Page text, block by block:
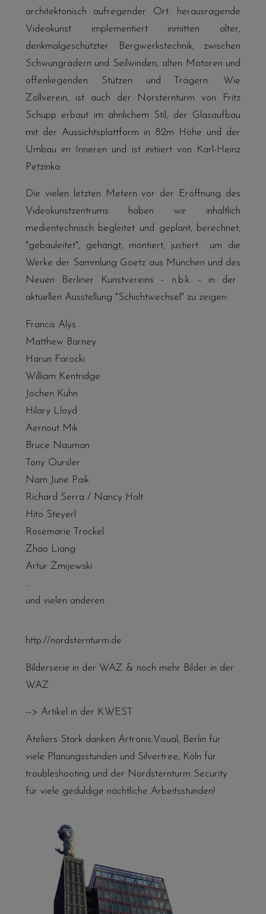
architektonisch aufregender Ort: herausragende
Videokunst implementiert inmitten alter,
denkmalgeschützter Bergwerkstechnik, zwischen
Schwungrädern und Seilwinden, alten Motoren und
offenliegenden Stützen und Trägern. Wie
Zollverein, ist auch der Norsternturm von Fritz
Schupp erbaut im ähnlichem Stil, der Glasaufbau
mit der Aussichtsplattform in 82m Höhe und der
Umbau im Inneren und ist initiiert von Karl-Heinz
Petzinka.
Die vielen letzten Metern vor der Eröffnung des
Videokunstzentrums haben wir inhaltlich
medientechnisch begleitet und geplant, berechnet,
"gebauleitet", gehängt, montiert, justiert... um die
Werke der Sammlung Goetz aus München und des
Neuen Berliner Kunstvereins - n.b.k. - in der
aktuellen Ausstellung "Schichtwechsel" zu zeigen:
Francis Alÿs
Matthew Barney
Harun Farocki
William Kentridge
Jochen Kuhn
Hilary Lloyd
Aernout Mik
Bruce Nauman
Tony Oursler
Nam June Paik
Richard Serra / Nancy Holt
Hito Steyerl
Rosemarie Trockel
Zhao Liang
Artur Żmijewski
...
und vielen anderen
http://nordsternturm.de
Bilderserie in der WAZ & noch mehr Bilder in der
WAZ
--> Artikel in der K.WEST
Ateliers Stark danken Artronis:Visual, Berlin für
viele Planungsstunden und Silvertree, Köln für
troubleshooting und der Nordsternturm Security
für viele geduldige nächtliche Arbeitsstunden!